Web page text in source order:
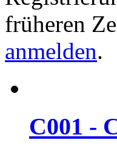
früheren
anmelden.
C001 -